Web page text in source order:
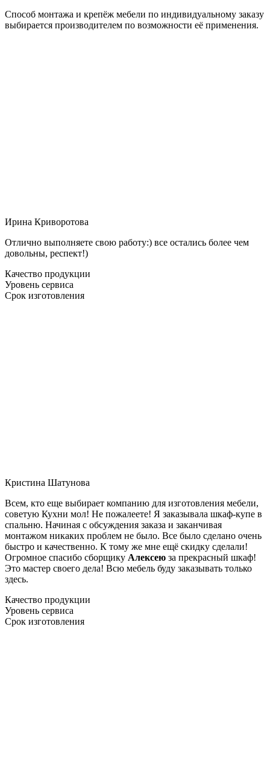
Способ монтажа и крепёж мебели по индивидуальному заказу
выбирается производителем по возможности её применения.
Ирина Криворотова
Отлично выполняете свою работу:) все остались более чем
довольны, респект!)
Качество продукции
Уровень сервиса
Срок изготовления
Кристина Шатунова
Всем, кто еще выбирает компанию для изготовления мебели,
советую Кухни мол! Не пожалеете! Я заказывала шкаф-купе в
спальню. Начиная с обсуждения заказа и заканчивая
монтажом никаких проблем не было. Все было сделано очень
быстро и качественно. К тому же мне ещё скидку сделали!
Огромное спасибо сборщику Алексею за прекрасный шкаф!
Это мастер своего дела! Всю мебель буду заказывать только
здесь.
Качество продукции
Уровень сервиса
Срок изготовления